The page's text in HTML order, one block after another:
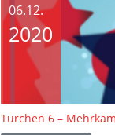
06.12.
2020